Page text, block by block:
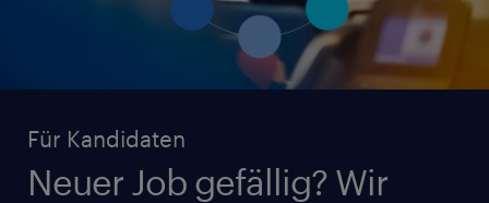
Für Kandidaten
Neuer Job gefällig? Wir